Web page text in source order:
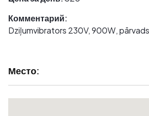
Комментарий:
Dziļumvibrators 230V, 900W,
Место: